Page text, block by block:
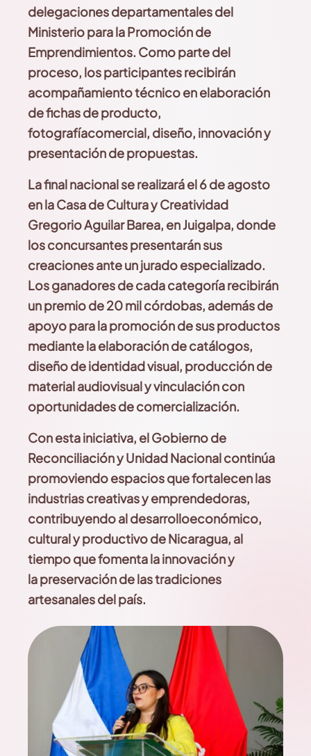
delegacionesdepartamentales del
Ministerio para la Promociónde
Emprendimientos. Como parte del
proceso, los participantes recibirán
acompañamientotécnicoen elaboración
de fichas de producto,
fotografíacomercial, diseño, innovación y
presentación de propuestas.
La final nacional se realizará el 6 de agosto
en la Casa de Cultura y Creatividad
GregorioAguilar Barea, en Juigalpa, donde
los concursantespresentarán sus
creaciones ante un jurado especializado.
Los ganadores de cada categoría recibirán
un premio de 20 mil córdobas, además de
apoyo para la promoción de sus productos
mediante la elaboración de catálogos,
diseño de identidad visual, producción de
material audiovisual y vinculación con
oportunidades de comercialización.
Con esta iniciativa, el Gobierno de
Reconciliacióny Unidad Nacional continúa
promoviendo espaciosque fortalecen las
industrias creativas y emprendedoras,
contribuyendo aldesarrolloeconómico,
cultural y productivo de Nicaragua, al
tiempo que fomenta la innovación y
lapreservación de las tradiciones
artesanales del país.